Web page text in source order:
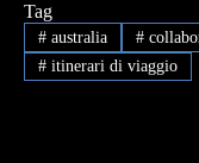
Tag
#australia #
#itinerari di viaggio